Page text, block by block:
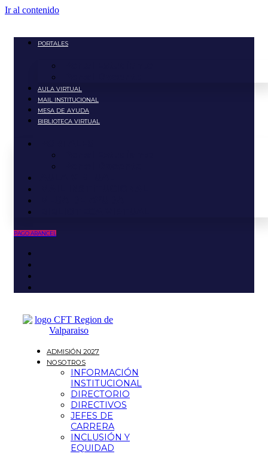
Ir al contenido
PORTALES
AULA VIRTUAL
MAIL INSTITUCIONAL
MESA DE AYUDA
BIBLIOTECA VIRTUAL
PAGO ARANCEL
ADMISIÓN 2027
NOSOTROS
INFORMACIÓN
INSTITUCIONAL
DIRECTORIO
DIRECTIVOS
JEFES DE
CARRERA
INCLUSIÓN Y
EQUIDAD